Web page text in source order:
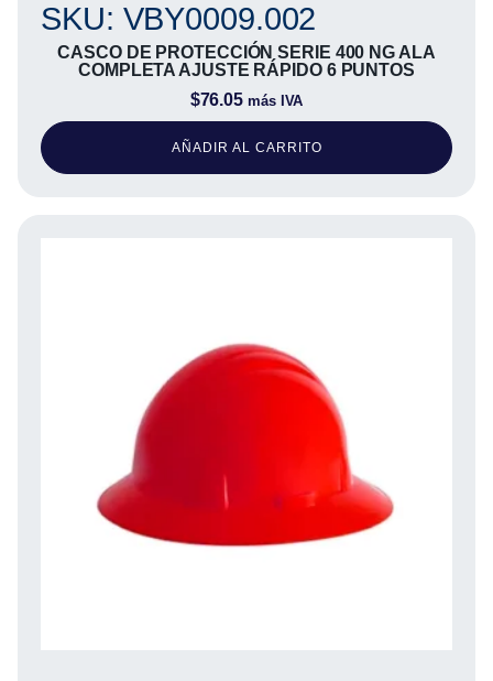
SKU: VBY0009.002
CASCO DE PROTECCIÓN SERIE 400 NG ALA
COMPLETA AJUSTE RÁPIDO 6 PUNTOS
$76.05 más IVA
AÑADIR AL CARRITO